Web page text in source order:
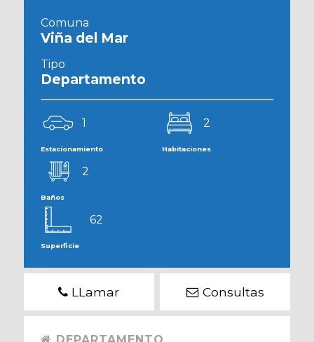
Comuna
Viña del Mar
Tipo
Departamento
1
Estacionamiento
2
Habitaciones
2
Baños
62
Superficie
LLamar Consultas